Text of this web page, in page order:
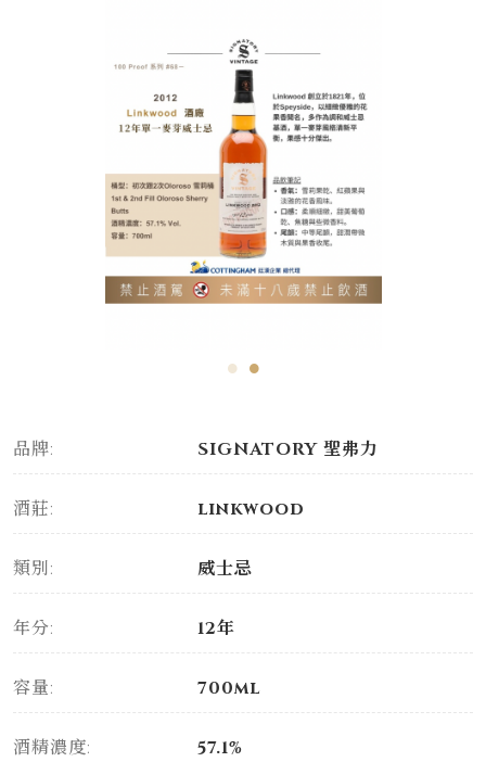
品牌: SIGNATORY 聖弗力
酒莊: linkwood
類別: 威士忌
年分: 12年
容量: 700ml
酒精濃度: 57.1%